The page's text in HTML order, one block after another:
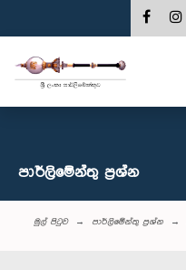
පාර්ලි‌මේන්තු‌ ප්‍රශ්න
මුල් පිටුව පාර්ලි‌මේන්තු‌ ප්‍රශ්න